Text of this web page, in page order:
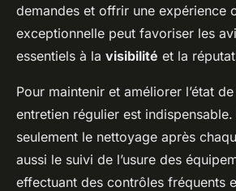
demandes et offrir une expérience
exceptionnelle peut favoriser les
essentiels à la visibilité et la
Pour maintenir et améliorer l’état
entretien régulier est
seulement le nettoyage après
aussi le suivi de l’usure des
effectuant des contrôles fréquents